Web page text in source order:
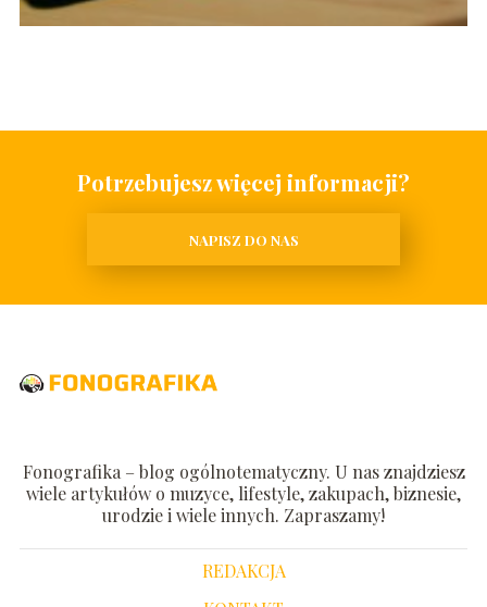
Potrzebujesz więcej informacji?
NAPISZ DO NAS
Fonografika – blog ogólnotematyczny. U nas znajdziesz
wiele artykułów o muzyce, lifestyle, zakupach, biznesie,
urodzie i wiele innych. Zapraszamy!
REDAKCJA